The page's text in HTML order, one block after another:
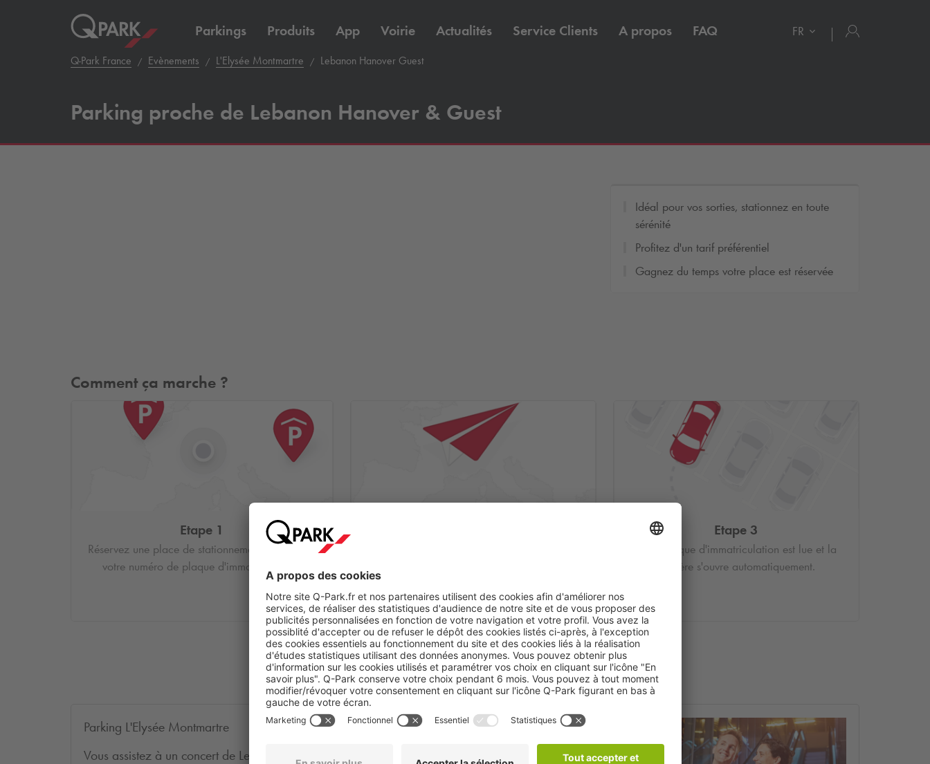
Parkings Produits App Voirie Actualités Service Clients A propos FAQ FR
Q-Park France Evènements L'Elysée Montmartre Lebanon Hanover Guest
Parking proche de Lebanon Hanover & Guest
Idéal pour vos sorties, stationnez en toute
sérénité
Profitez d'un tarif préférentiel
Gagnez du temps votre place est réservée
Comment ça marche ?
Etape 1
Réservez une place de stationnement et saisissez
votre numéro de plaque d'immatriculation.
Etape 3
Votre plaque d'immatriculation est lue et la
barrière s'ouvre automatiquement.
Parking L'Elysée Montmartre
Vous assistez à un concert de Lebanon Hanover & Guest à L'Elysée Montmartre ? Pensez à